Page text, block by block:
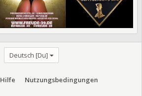
Deutsch [Du]
Hilfe Nutzungsbedingungen